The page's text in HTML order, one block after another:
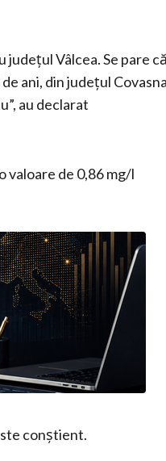
Vâlcea. Se pare
ani, din județul
au declarat
valoare de 0,86 mg/l
conștient.